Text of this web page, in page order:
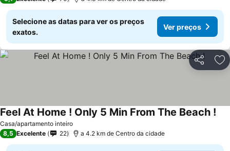
Selecione as datas para ver os preços
exatos.
Ver preços
Partilhar
Casa/apartamento inteiro
Feel At Home ! Only 5 Min From The Beach !
8,5 Excelente 22 a 4.2 km de Centro da cidade